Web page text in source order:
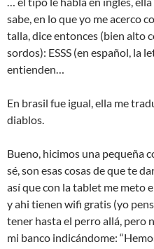
sabe, en lo que yo me acerco
talla, dice entonces (bien alto
sordos): ESSS (en español, la
entienden…
En brasil fue igual, ella me
diablos.
Bueno, hicimos una pequeña
sé, son esas cosas de que te
así que con la tablet me meto
y ahi tienen wifi gratis (yo
tener hasta el perro allá, pero
mi banco indicándome: